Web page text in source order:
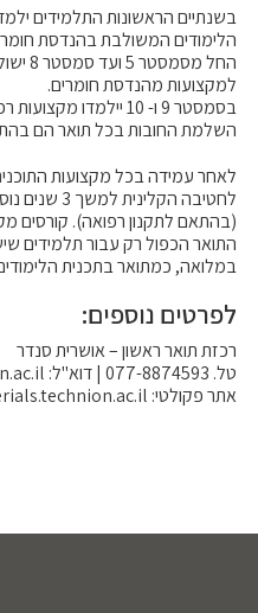
בשנתיים הראשונות התלמידים
הלימודים המשולבת בהנדסת
החל
למקצועות מהנדסת חומרים.
בסמסטר 9 ו- 10 יילמדו מקצועות רפואה בלבד.
השלמת החובות בכל תואר הם
לאחר עמידה בכל מקצועות
(בהתאם לתקנון רפואה). קורסים
התואר הכפול רק עבור תלמידים
במלואה, כמתואר בתכנית
לפרטים נוספים:
רכזת תואר ראשון – אושרית סנדר
טל. 077-8874593 | דוא"ל: mt.ugsec@technion.ac.il
אתר פקולטי: materials.technion.ac.il